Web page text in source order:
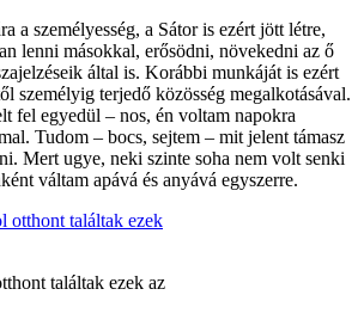
a személyesség, a Sátor is ezért jött létre,
lenni másokkal, erősödni, növekedni az ő
által is. Korábbi munkáját is ezért
személyig terjedő közösség megalkotásával.
fel egyedül – nos, én voltam napokra
Tudom – bocs, sejtem – mit jelent támasz
Mert ugye, neki szinte soha nem volt senki
váltam apává és anyává egyszerre.
találtak ezek az